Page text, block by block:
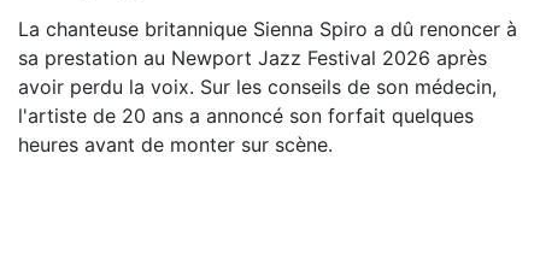
La chanteuse britannique Sienna Spiro a dû renoncer à
sa prestation au Newport Jazz Festival 2026 après
avoir perdu la voix. Sur les conseils de son médecin,
l'artiste de 20 ans a annoncé son forfait quelques
heures avant de monter sur scène.